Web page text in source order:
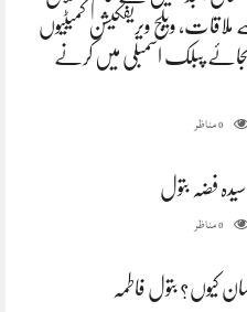
ویلج ویریفکیشن کمیٹیوں
بجائے پبلک اسمبلی میں کرنے
0مناظر
فضہ بتول
0مناظر
کیوں؟ بتول فاطمہ